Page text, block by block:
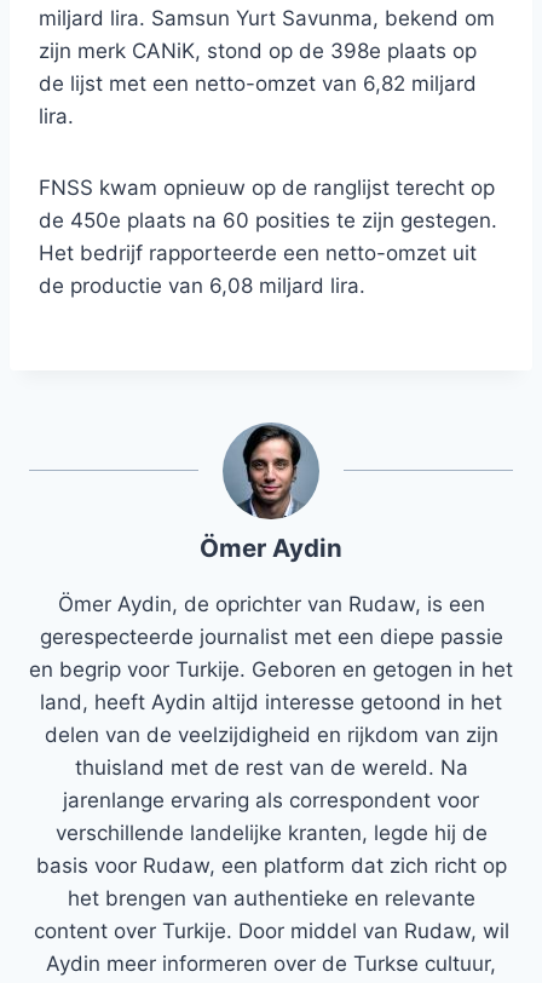
miljard lira. Samsun Yurt Savunma, bekend om
zijn merk CANiK, stond op de 398e plaats op
de lijst met een netto-omzet van 6,82 miljard
lira.
FNSS kwam opnieuw op de ranglijst terecht op
de 450e plaats na 60 posities te zijn gestegen.
Het bedrijf rapporteerde een netto-omzet uit
de productie van 6,08 miljard lira.
Ömer Aydin
Ömer Aydin, de oprichter van Rudaw, is een
gerespecteerde journalist met een diepe passie
en begrip voor Turkije. Geboren en getogen in het
land, heeft Aydin altijd interesse getoond in het
delen van de veelzijdigheid en rijkdom van zijn
thuisland met de rest van de wereld. Na
jarenlange ervaring als correspondent voor
verschillende landelijke kranten, legde hij de
basis voor Rudaw, een platform dat zich richt op
het brengen van authentieke en relevante
content over Turkije. Door middel van Rudaw, wil
Aydin meer informeren over de Turkse cultuur,